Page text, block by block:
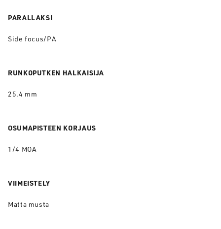
PARALLAKSI
Side focus/PA
RUNKOPUTKEN HALKAISIJA
25.4 mm
OSUMAPISTEEN KORJAUS
1/4 MOA
VIIMEISTELY
Matta musta